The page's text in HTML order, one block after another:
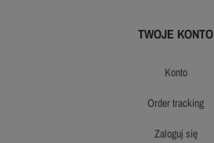
TWOJE KONTO
konto
order tracking
zaloguj się